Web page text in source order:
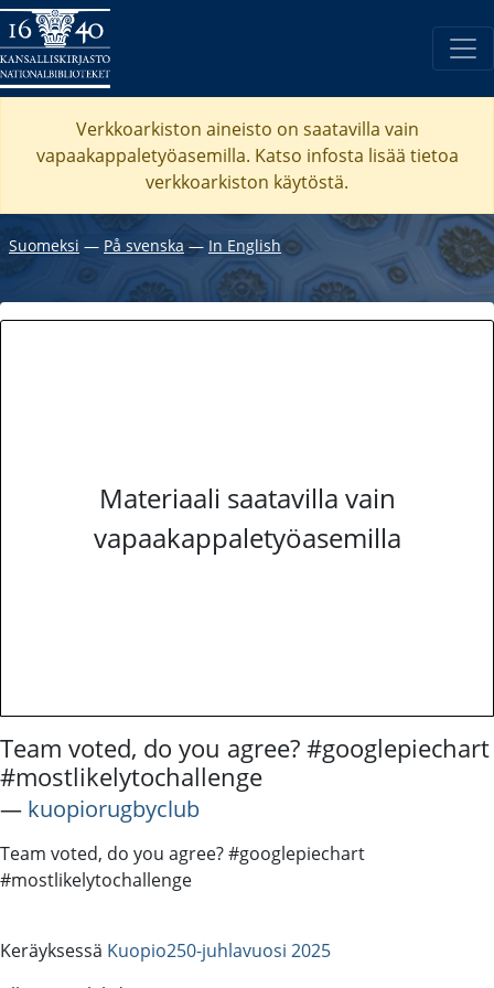
Verkkoarkiston aineisto on saatavilla vain
vapaakappaletyöasemilla. Katso infosta lisää tietoa
verkkoarkiston käytöstä.
Suomeksi ― På svenska― In English
Materiaali saatavilla vain
vapaakappaletyöasemilla
Team voted, do you agree? #googlepiechart
#mostlikelytochallenge
― kuopiorugbyclub
Team voted, do you agree? #googlepiechart
#mostlikelytochallenge
Keräyksessä Kuopio250-juhlavuosi 2025